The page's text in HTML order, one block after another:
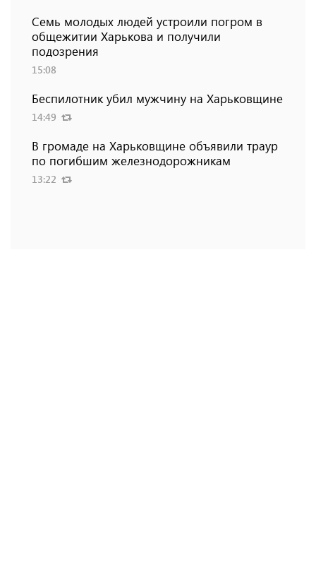
Семь молодых людей устроили погром в
общежитии Харькова и получили
подозрения
15:08
Беспилотник убил мужчину на Харьковщине
14:49
В громаде на Харьковщине объявили траур
по погибшим железнодорожникам
13:22